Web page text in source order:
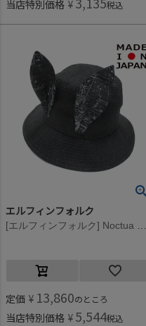
当店特別価格 ¥ 税込
エルフィンフォルク
定価 ¥ 13,860のところ
当店特別価格 ¥ 5,544税込